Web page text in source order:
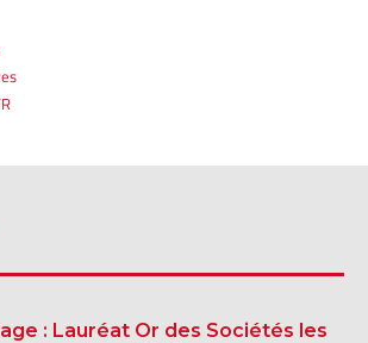
: Lauréat Or des Sociétés les